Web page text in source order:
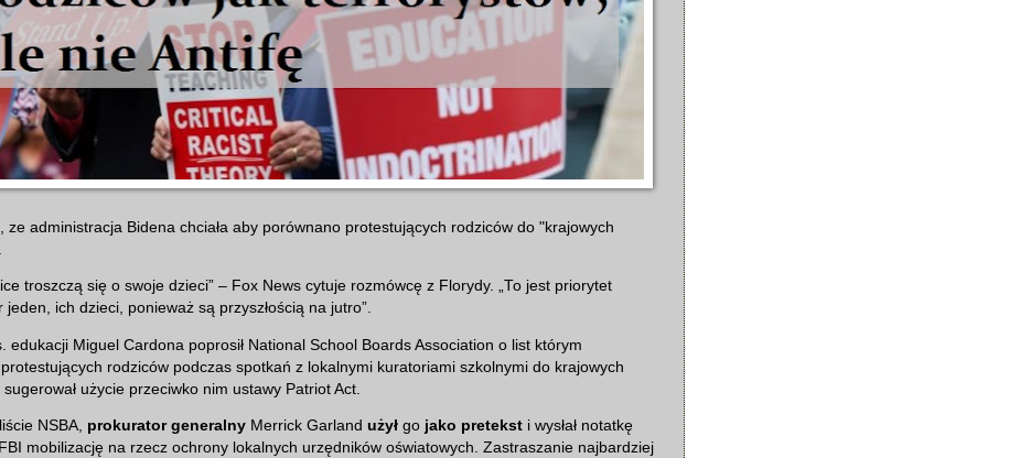
ze administracja Bidena chciała aby porównano protestujących rodziców do "krajowych
troszczą się o swoje dzieci” – Fox News cytuje rozmówcę z Florydy. „To jest priorytet
jeden, ich dzieci, ponieważ są przyszłością na jutro”.
edukacji Miguel Cardona poprosił National School Boards Association o list którym
protestujących rodziców podczas spotkań z lokalnymi kuratoriami szkolnymi do krajowych
użycie przeciwko nim ustawy Patriot Act.
NSBA, prokurator generalny Merrick Garland użył go jako pretekst i wysłał notatkę
mobilizację na rzecz ochrony lokalnych urzędników oświatowych. Zastraszanie najbardziej